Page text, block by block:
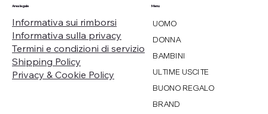
Area legale
Informativa sui rimborsi
Informativa sulla privacy
Termini e condizioni di servizio
Shipping Policy
Privacy & Cookie Policy
Menu
UOMO
DONNA
BAMBINI
ULTIME USCITE
BUONO REGALO
BRAND